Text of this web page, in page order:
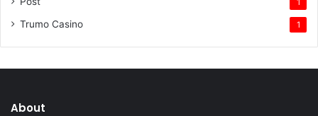
Trumo Casino 1
About